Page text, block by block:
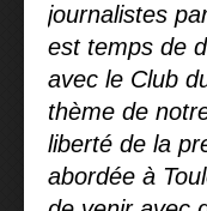
journalistes
est temps de
avec le Club
thème de
liberté de la
abordée à